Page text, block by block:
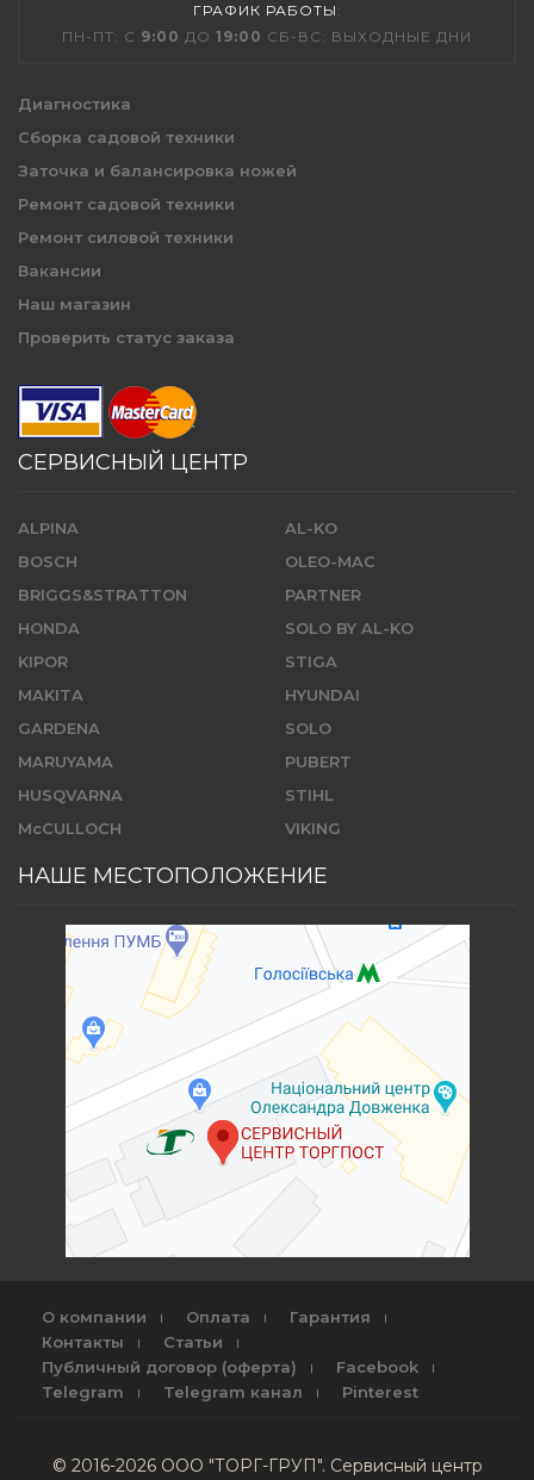
ГРАФИК РАБОТЫ :
ПН-ПТ: С 9:00 ДО 19:00 СБ-ВС: ВЫХОДНЫЕ ДНИ
Диагностика
Сборка садовой техники
Заточка и балансировка ножей
Ремонт садовой техники
Ремонт силовой техники
Вакансии
Наш магазин
Проверить статус заказа
СЕРВИСНЫЙ ЦЕНТР
ALPINA
BOSCH
BRIGGS&STRATTON
HONDA
KIPOR
MAKITA
GARDENA
MARUYAMA
HUSQVARNA
McCULLOCH
AL-KO
OLEO-MAC
PARTNER
SOLO BY AL-KO
STIGA
HYUNDAI
SOLO
PUBERT
STIHL
VIKING
НАШЕ МЕСТОПОЛОЖЕНИЕ
О компании Оплата
Гарантия
Контакты
Статьи
Публичный договор (оферта)
Facebook
Telegram
Telegram канал Pinterest
© 2016-2026 ООО "ТОРГ-ГРУП". Сервисный центр